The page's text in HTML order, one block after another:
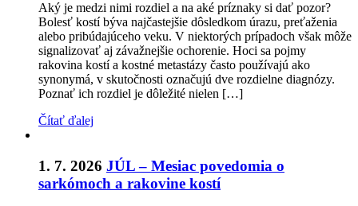
Aký je medzi nimi rozdiel a na aké príznaky si dať pozor?
Bolesť kostí býva najčastejšie dôsledkom úrazu, preťaženia
alebo pribúdajúceho veku. V niektorých prípadoch však môže
signalizovať aj závažnejšie ochorenie. Hoci sa pojmy
rakovina kostí a kostné metastázy často používajú ako
synonymá, v skutočnosti označujú dve rozdielne diagnózy.
Poznať ich rozdiel je dôležité nielen […]
Čítať ďalej
1. 7. 2026 JÚL – Mesiac povedomia o
sarkómoch a rakovine kostí